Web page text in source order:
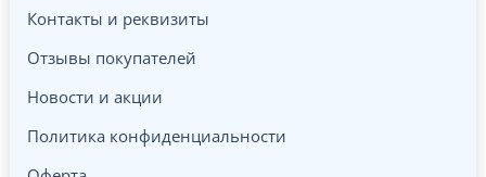
Контакты и реквизиты
Отзывы покупателей
Новости и акции
Политика конфиденциальности